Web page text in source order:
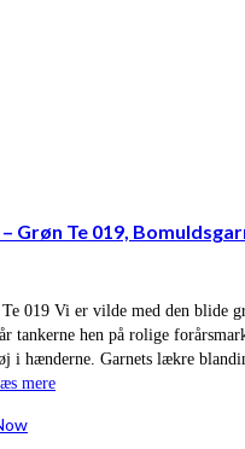
Grøn Te 019,
019 Vi er vilde med den blide
tankerne hen på rolige
i hænderne. Garnets lækre
mere